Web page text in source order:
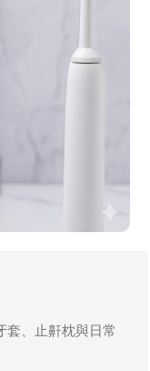
套、止鼾枕與日常